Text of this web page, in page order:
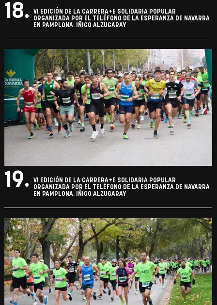
18.
VI EDICIÓN DE LA CARRERA+E SOLIDARIA POPULAR
ORGANIZADA POR EL TELÉFONO DE LA ESPERANZA DE NAVARRA
EN PAMPLONA. IÑIGO ALZUGARAY
19.
VI EDICIÓN DE LA CARRERA+E SOLIDARIA POPULAR
ORGANIZADA POR EL TELÉFONO DE LA ESPERANZA DE NAVARRA
EN PAMPLONA. IÑIGO ALZUGARAY